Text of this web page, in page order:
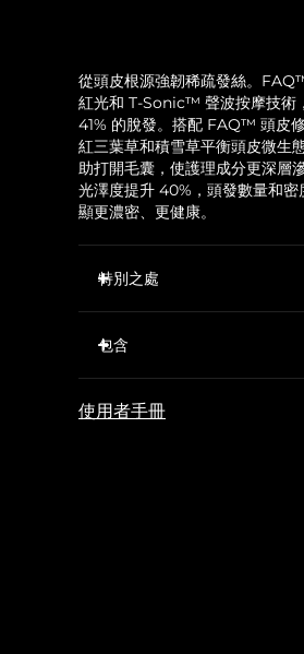
從頭皮根源強韌稀疏發絲。
紅光和 T-Sonic™ 聲波按摩技術
41% 的脫發。搭配 FAQ™ 頭皮
紅三葉草和積雪草平衡頭皮微生
助打開毛囊，使護理成分更深層
光澤度提升 40%，頭發數量和密
顯更濃密、更健康。
特別之處
防止脫發。
T-Sonic™聲波按摩促進血液
包含
FAQ™ Scalp Recovery &
使用者手冊